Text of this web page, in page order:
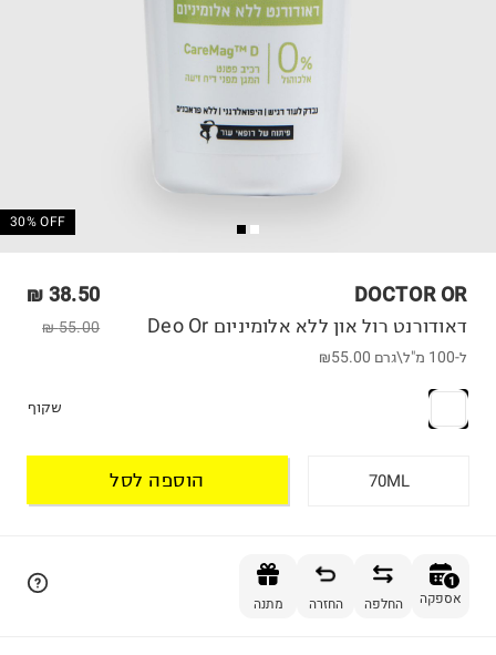
30% OFF
DOCTOR OR
38.50 ₪
55.00 ₪ דאודורנט רול און ללא אלומיניום Deo Or
₪55.00 ל-100 מ"ל\גרם
שקוף
70ML הוספה לסל
1
אספקה החלפה החזרה מתנה